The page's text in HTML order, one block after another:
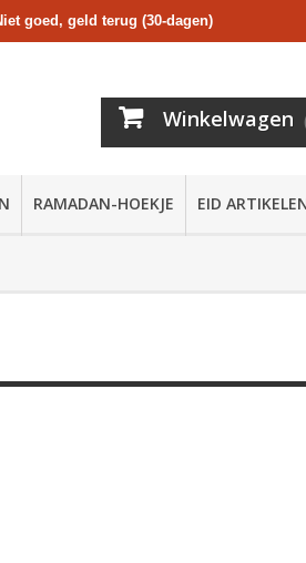
goed, geld terug (30-dagen)
Winkelwagen
RAMADAN-HOEKJE EID